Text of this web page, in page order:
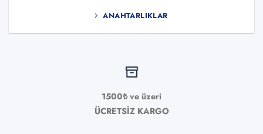
ANAHTARLIKLAR
1500₺ ve üzeri
ÜCRETSİZ KARGO